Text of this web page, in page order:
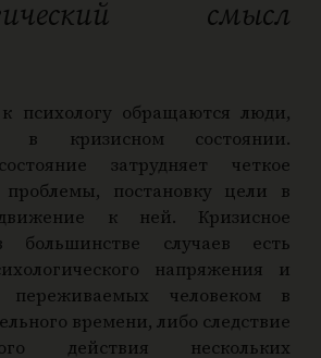
смысл
психологу обращаются люди,
в кризисном состоянии.
затрудняет четкое
проблемы, постановку цели в
к ней. Кризисное
большинстве случаев есть
напряжения и
переживаемых человеком в
времени, либо следствие
действия нескольких